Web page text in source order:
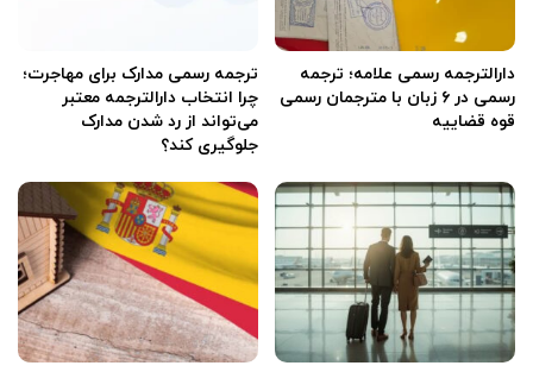
دارالترجمه رسمی علامه؛ ترجمه
رسمی در ۶ زبان با مترجمان رسمی
قوه قضاییه
ترجمه رسمی مدارک برای مهاجرت؛
چرا انتخاب دارالترجمه معتبر
می‌تواند از رد شدن مدارک
جلوگیری کند؟